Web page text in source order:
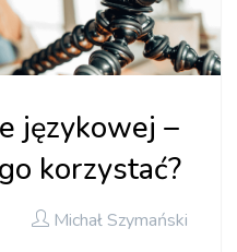
językowej –
korzystać?
Michał Szymański